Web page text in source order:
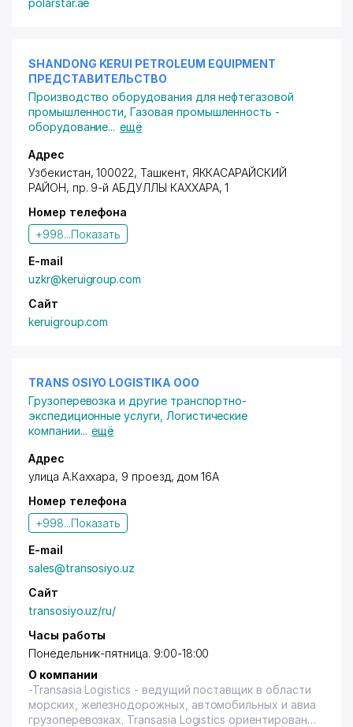
polarstar.ae
SHANDONG KERUI PETROLEUM EQUIPMENT
ПРЕДСТАВИТЕЛЬСТВО
Производство оборудования для нефтегазовой
промышленности ,Газовая промышленность -
оборудование... ещё
Адрес
Узбекистан, 100022, Ташкент, ЯККАСАРАЙСКИЙ
РАЙОН, пр. 9-й АБДУЛЛЫ КАХХАРА, 1
Номер телефона
+998...Показать
E-mail
uzkr@keruigroup.com
Сайт
keruigroup.com
TRANS OSIYO LOGISTIKA ООО
Грузоперевозка и другие транспортно-
экспедиционные услуги Логистические
компании... ещё
Адрес
улица А.Каххара, 9 проезд, дом 16А
Номер телефона
+998...Показать
E-mail
sales@transosiyo.uz
Сайт
transosiyo.uz/ru/
Часы работы
Понедельник-пятница. 9:00-18:00
О компании
-Transasia Logistics - ведущий поставщик в области
морских, железнодорожных, автомобильных и авиа
грузоперевозках. Transasia Logistics ориентирована